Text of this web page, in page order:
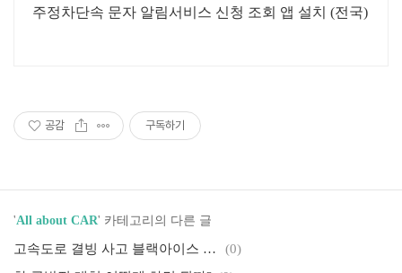
주정차단속 문자 알림서비스 신청 조회 앱 설치 (전국)
공감 구독하기
'All about CAR' 카테고리의 다른 글
고속도로 결빙 사고 블랙아이스 브레이크 예방과 대처방법
(0)